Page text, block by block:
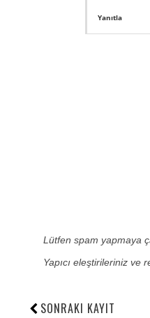
Yanıtla
Lütfen spam yapmaya
Yapıcı eleştirileriniz ve
SONRAKI KAYIT